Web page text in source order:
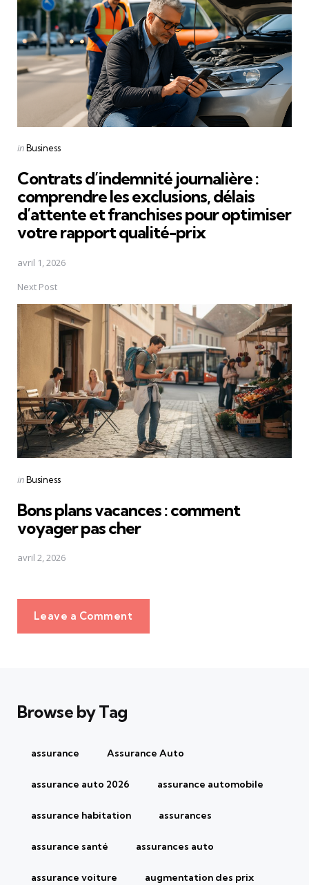
Posted
inBusiness
Contrats d’indemnité journalière :
comprendre les exclusions, délais
d’attente et franchises pour optimiser
votre rapport qualité-prix
avril 1, 2026
Next Post
Posted
inBusiness
Bons plans vacances : comment
voyager pas cher
avril 2, 2026
Leave a Comment
Browse by Tag
assurance Assurance Auto
assurance auto 2026 assurance automobile
assurance habitation assurances
assurance santé assurances auto
assurance voiture augmentation des prix